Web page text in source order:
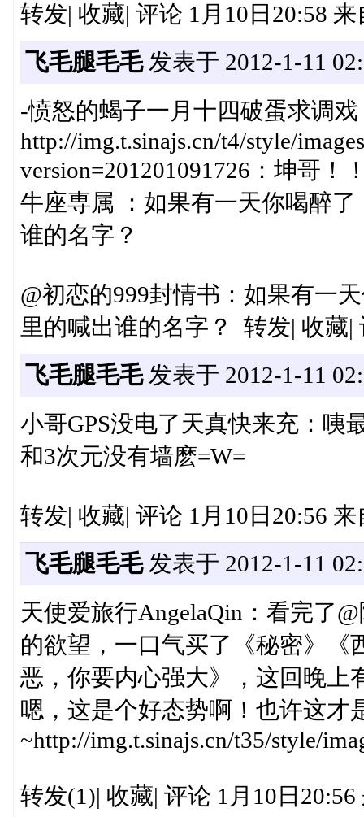
转发| 收藏| 评论 1月10日20:58
飞毛腿毛毛发表于 2012-1-11
-愤怒的蝎子一月十四破蛋求调戏
http://img.t.sinajs.cn/t4/style/
version=201201091726：坤哥！
牛座専属 ：如果有一天你喝醉
谁的名字？
@初恋的999封情书：如果有一
里的喊出谁的名字？ 转发| 收藏|
飞毛腿毛毛发表于 2012-1-11
小哥GPS没电了天真快来充：咦
和3次元没有墙麽=W=
转发| 收藏| 评论 1月10日20:56
飞毛腿毛毛发表于 2012-1-11
天使爱旅行AngelaQin：看完了
的欲望，一口气买了《秘密》《
恶，你要内心强大》，这回晚上
嗯，这是个好态势啊！也许这才
~http://img.t.sinajs.cn/t35/style/
转发(1)| 收藏| 评论 1月10日